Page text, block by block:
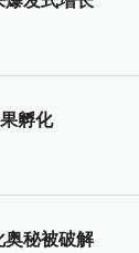
孵化
奥秘被破解